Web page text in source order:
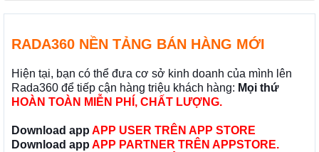
RADA360 NỀN TẢNG BÁN HÀNG MỚI
Hiện tại, bạn có thể đưa cơ sở kinh doanh của mình lên
Rada360 để tiếp cận hàng triệu khách hàng: Mọi thứ
HOÀN TOÀN MIỄN PHÍ, CHẤT LƯỢNG.
Download app APP USER TRÊN APP STORE
Download app APP PARTNER TRÊN APPSTORE.